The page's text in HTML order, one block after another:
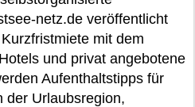
netz.de veröffentlicht
mit dem
und privat angebotene
Aufenthaltstipps für
der Urlaubsregion,